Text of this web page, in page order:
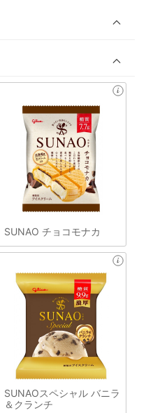
SUNAO チョコモナカ
SUNAOスペシャル バニラ
＆クランチ